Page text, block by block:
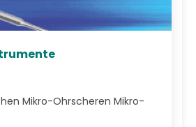
Mikro-Ohrscheren Mikro-